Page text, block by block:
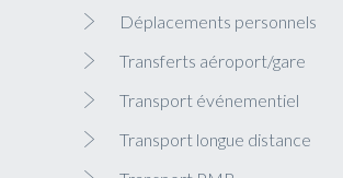
Déplacements personnels
Transferts aéroport/gare
Transport événementiel
Transport longue distance